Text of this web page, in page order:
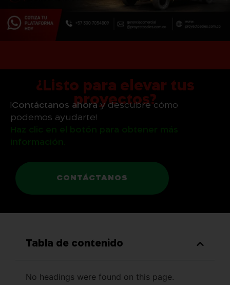
¿Listo para elevar tus
proyectos?
Contáctanos ahoray descubre cómo
podemos ayudarte!
Haz clic en el botón para obtener más
información.
CONTÁCTANOS
Tabla de contenido
No headings were found on this page.